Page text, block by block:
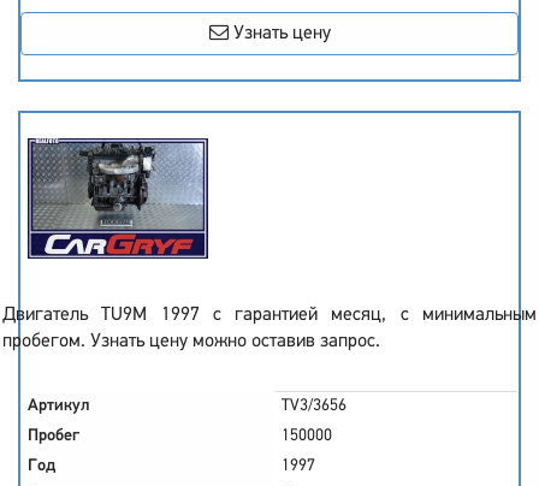
Узнать цену
Двигатель TU9M 1997 с гарантией месяц, с минимальным
пробегом. Узнать цену можно оставив запрос.
Артикул
TV3/3656
Пробег
150000
Год
1997